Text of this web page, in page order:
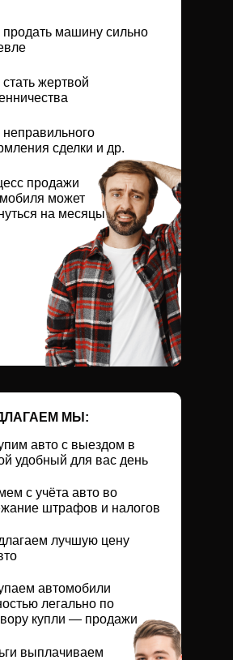
продать машину сильно
продажи
может
на месяцы
неправильного
сделки и др.
стать жертвой
авто с выездом в
удобный для вас день
с учёта авто во
штрафов и налогов
автомобили
легально по
купли — продажи
выплачиваем
лучшую цену
МЫ: